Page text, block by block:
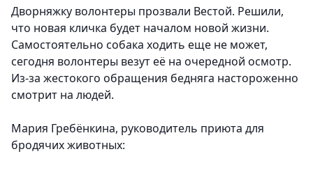
Дворняжку волонтеры прозвали Вестой. Решили,
что новая кличка будет началом новой жизни.
Самостоятельно собака ходить еще не может,
сегодня волонтеры везут её на очередной осмотр.
Из-за жестокого обращения бедняга настороженно
смотрит на людей.
Мария Гребёнкина, руководитель приюта для
бродячих животных: